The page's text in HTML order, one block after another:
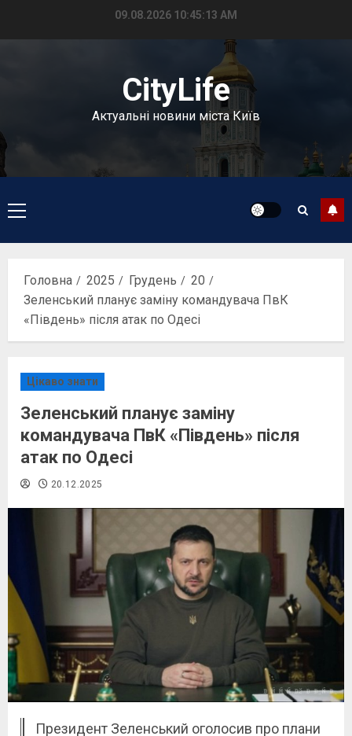
09.08.2026 10:45:13 AM
CityLife
Актуальні новини міста Київ
Головне
меню
Головна 2025 Грудень
20
Зеленський планує заміну командувача ПвК
«Південь» після атак по Одесі
Цікаво знати
Зеленський планує заміну
командувача ПвК «Південь» після
атак по Одесі
20.12.2025
Президент Зеленський оголосив про плани